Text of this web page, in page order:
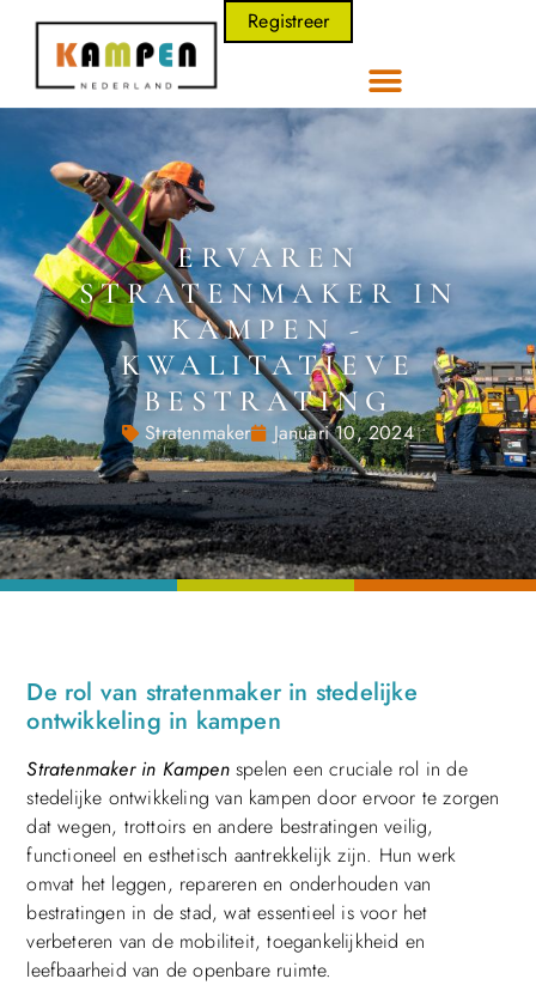
Registreer
ERVAREN
STRATENMAKER IN
KAMPEN -
KWALITATIEVE
BESTRATING
Stratenmaker Januari 10, 2024
De rol van stratenmaker in stedelijke
ontwikkeling in kampen
Stratenmaker in Kampenspelen een cruciale rol in de
stedelijke ontwikkeling van kampen door ervoor te zorgen
dat wegen, trottoirs en andere bestratingen veilig,
functioneel en esthetisch aantrekkelijk zijn. Hun werk
omvat het leggen, repareren en onderhouden van
bestratingen in de stad, wat essentieel is voor het
verbeteren van de mobiliteit, toegankelijkheid en
leefbaarheid van de openbare ruimte.